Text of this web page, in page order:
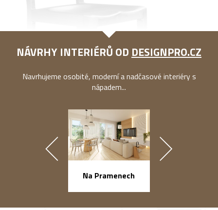
NÁVRHY INTERIÉRŮ OD DESIGNPRO.CZ
Navrhujeme osobité, moderní a nadčasové interiéry s
nápadem...
Na Pramenech